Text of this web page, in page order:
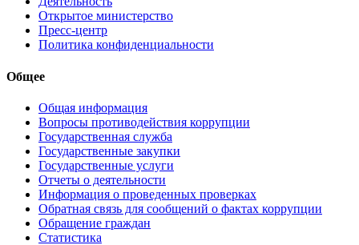
Открытое министерство
Пресс-центр
Политика конфиденциальности
Общее
Общая информация
Вопросы противодействия коррупции
Государственная служба
Государственные закупки
Государственные услуги
Отчеты о деятельности
Информация о проведенных проверках
Обратная связь для сообщений о фактах коррупции
Обращение граждан
Статистика